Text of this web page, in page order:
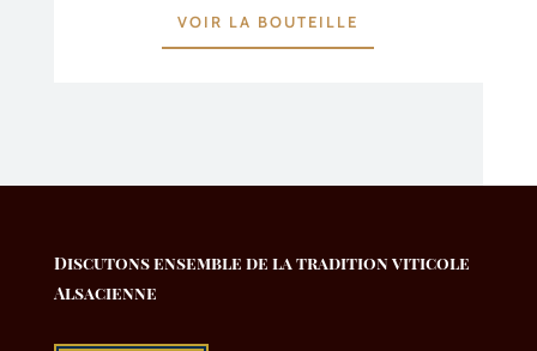
VOIR LA BOUTEILLE
Discutons ensemble de la tradition viticole
Alsacienne